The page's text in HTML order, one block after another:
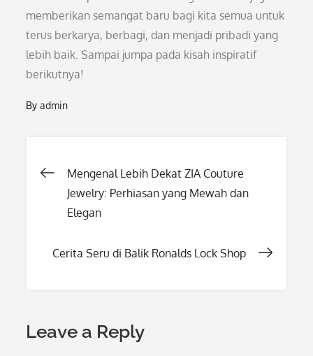
memberikan semangat baru bagi kita semua untuk
terus berkarya, berbagi, dan menjadi pribadi yang
lebih baik. Sampai jumpa pada kisah inspiratif
berikutnya!
Byadmin
Post
navigation
Mengenal Lebih Dekat ZIA Couture
Jewelry: Perhiasan yang Mewah dan
Elegan
Cerita Seru di Balik Ronalds Lock Shop
Leave a Reply